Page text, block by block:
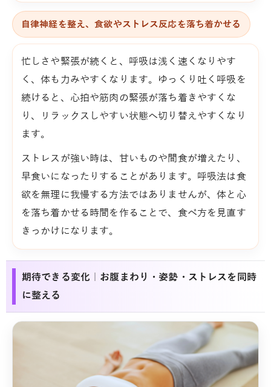
自律神経を整え、食欲やストレス反応を落ち着かせる
忙しさや緊張が続くと、呼吸は浅く速くなりやす
く、体も力みやすくなります。ゆっくり吐く呼吸を
続けると、心拍や筋肉の緊張が落ち着きやすくな
り、リラックスしやすい状態へ切り替えやすくなり
ます。
ストレスが強い時は、甘いものや間食が増えたり、
早食いになったりすることがあります。呼吸法は食
欲を無理に我慢する方法ではありませんが、体と心
を落ち着かせる時間を作ることで、食べ方を見直す
きっかけになります。
期待できる変化｜お腹まわり・姿勢・ストレスを同時
に整える